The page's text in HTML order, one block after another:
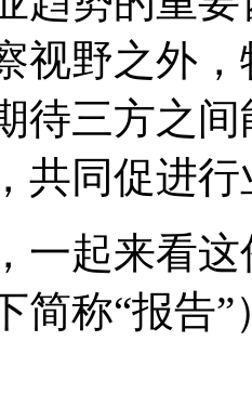
视野之外
待三方之
共同促进
起来看这
简称“报告”